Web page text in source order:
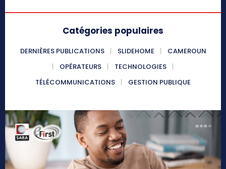
Catégories populaires
DERNIÈRES PUBLICATIONS SLIDEHOME
CAMEROUN
OPÉRATEURS
TECHNOLOGIES
TÉLÉCOMMUNICATIONS
GESTION PUBLIQUE